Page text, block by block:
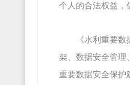
个人的合法权益，
《水利重要
架、数据安全管理
重要数据安全保护